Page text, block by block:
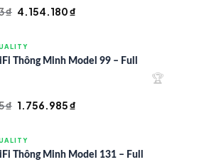
₫ Giá
là:
4.890.563 ₫.
4.154.180₫
là:
Thông Minh Model 99 – Full
₫ Giá
là:
2.544.745 ₫.
1.756.985₫
là:
🏆
Thông Minh Model 131 – Full